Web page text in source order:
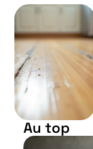
Au top